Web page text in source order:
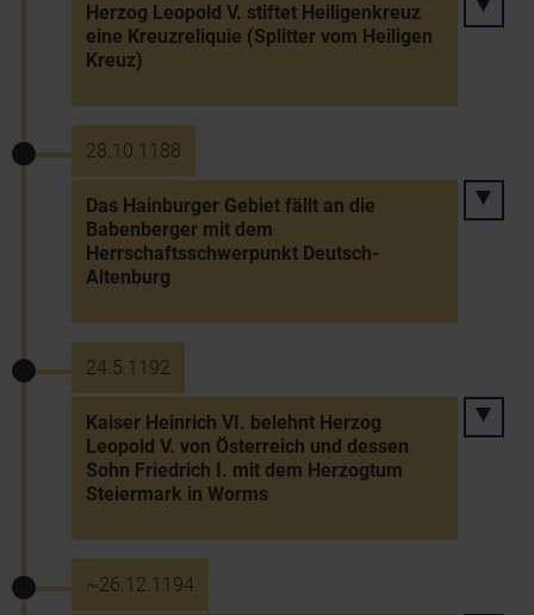
Herzog Leopold V. stiftet Heiligenkreuz
eine Kreuzreliquie (Splitter vom Heiligen
Kreuz)
28.10.1188
Das Hainburger Gebiet fällt an die
Babenberger mit dem
Herrschaftsschwerpunkt Deutsch-
Altenburg
24.5.1192
Kaiser Heinrich VI. belehnt Herzog
Leopold V. von Österreich und dessen
Sohn Friedrich I. mit dem Herzogtum
Steiermark in Worms
~26.12.1194